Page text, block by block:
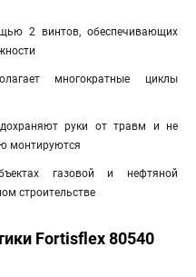
2 винтов, обеспечивающих
многократные циклы
руки от травм и не
монтируются
газовой и нефтяной
строительстве
Fortisflex 80540